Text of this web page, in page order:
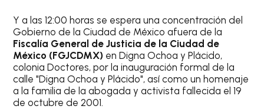
Y a las 12:00 horas se espera una concentración del
Gobierno de la Ciudad de México afuera de la
Fiscalía General de Justicia de la Ciudad de
México (FGJCDMX) en Digna Ochoa y Plácido,
colonia Doctores, por la inauguración formal de la
calle "Digna Ochoa y Plácido", así como un homenaje
a la familia de la abogada y activista fallecida el 19
de octubre de 2001.